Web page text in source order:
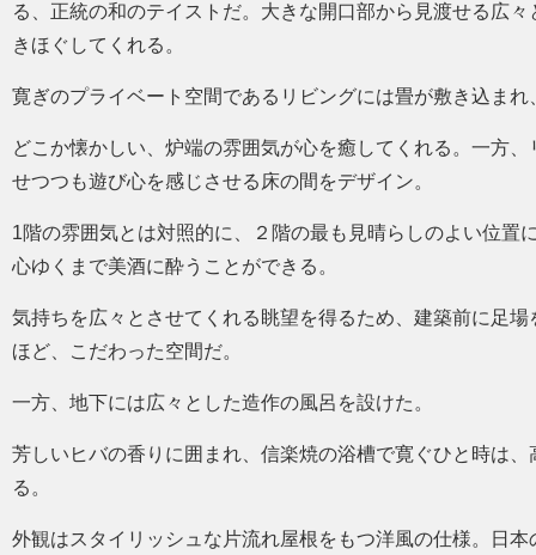
る、正統の和のテイストだ。大きな開口部から見渡せる広
きほぐしてくれる。
寛ぎのプライベート空間であるリビングには畳が敷き込ま
どこか懐かしい、炉端の雰囲気が心を癒してくれる。一方
せつつも遊び心を感じさせる床の間をデザイン。
1階の雰囲気とは対照的に、２階の最も見晴らしのよい位置
心ゆくまで美酒に酔うことができる。
気持ちを広々とさせてくれる眺望を得るため、建築前に足
ほど、こだわった空間だ。
一方、地下には広々とした造作の風呂を設けた。
芳しいヒバの香りに囲まれ、信楽焼の浴槽で寛ぐひと時は
る。
外観はスタイリッシュな片流れ屋根をもつ洋風の仕様。日